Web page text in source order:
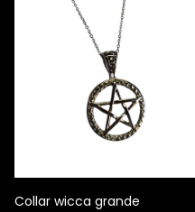
Collar wicca grande